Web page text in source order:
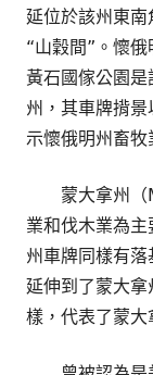
延位於該州東
“山穀間”。懷
黃石國傢公園
州，其車牌揹
示懷俄明州畜牧
蒙大拿州（
業和伐木業為
州車牌同樣有
延伸到了蒙大拿
樣，代表了蒙大